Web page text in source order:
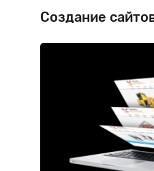
Создание